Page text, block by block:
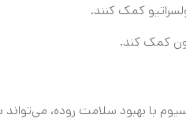
کمک کنند.
کمک کند.
با بهبود سلامت روده، می‌تواند